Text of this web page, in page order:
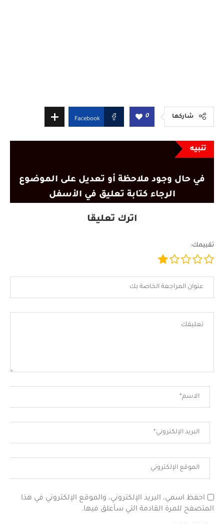
شاركها 0
Facebook
تنبيه
في حال وجود ملاحظة أو تعديل على الموضوع
الرجاء كتابة تعليق في الأسفل
اترك تعليقًا
تقييمك:
احفظ اسمي، البريد الإلكتروني، والموقع الإلكتروني في هذا
المتصفح للمرة القادمة التي سأعلق فيها.